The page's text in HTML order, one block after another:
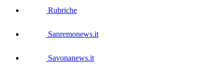
Rubriche
Sanremonews.it
Savonanews.it